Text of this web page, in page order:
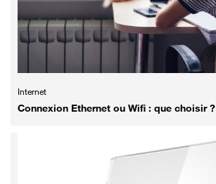
Internet
Connexion Ethernet ou Wifi : que choisir ?